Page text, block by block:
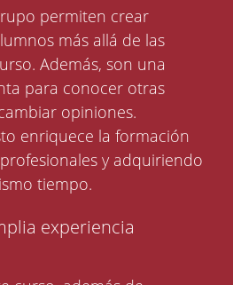
permiten crear
más allá de las
para conocer otras
opiniones.
enriquece la formación
y adquiriendo
al mismo tiempo.
experiencia